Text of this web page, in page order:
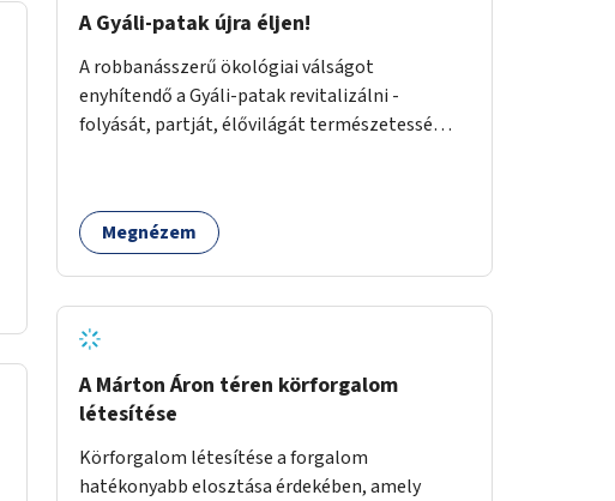
A Gyáli-patak újra éljen!
A robbanásszerű ökológiai válságot
enyhítendő a Gyáli-patak revitalizálni -
folyását, partját, élővilágát természetessé
terhelt módon. Élő kapcsolatot létrehozni
Soroksár és a patak között, illetve a
vezetésével.
Megnézem
A Márton Áron téren körforgalom
létesítése
Körforgalom létesítése a forgalom
hatékonyabb elosztása érdekében, amely